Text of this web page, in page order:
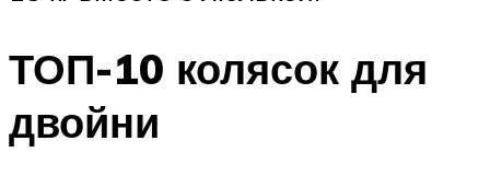
ТОП-10 колясок для
двойни